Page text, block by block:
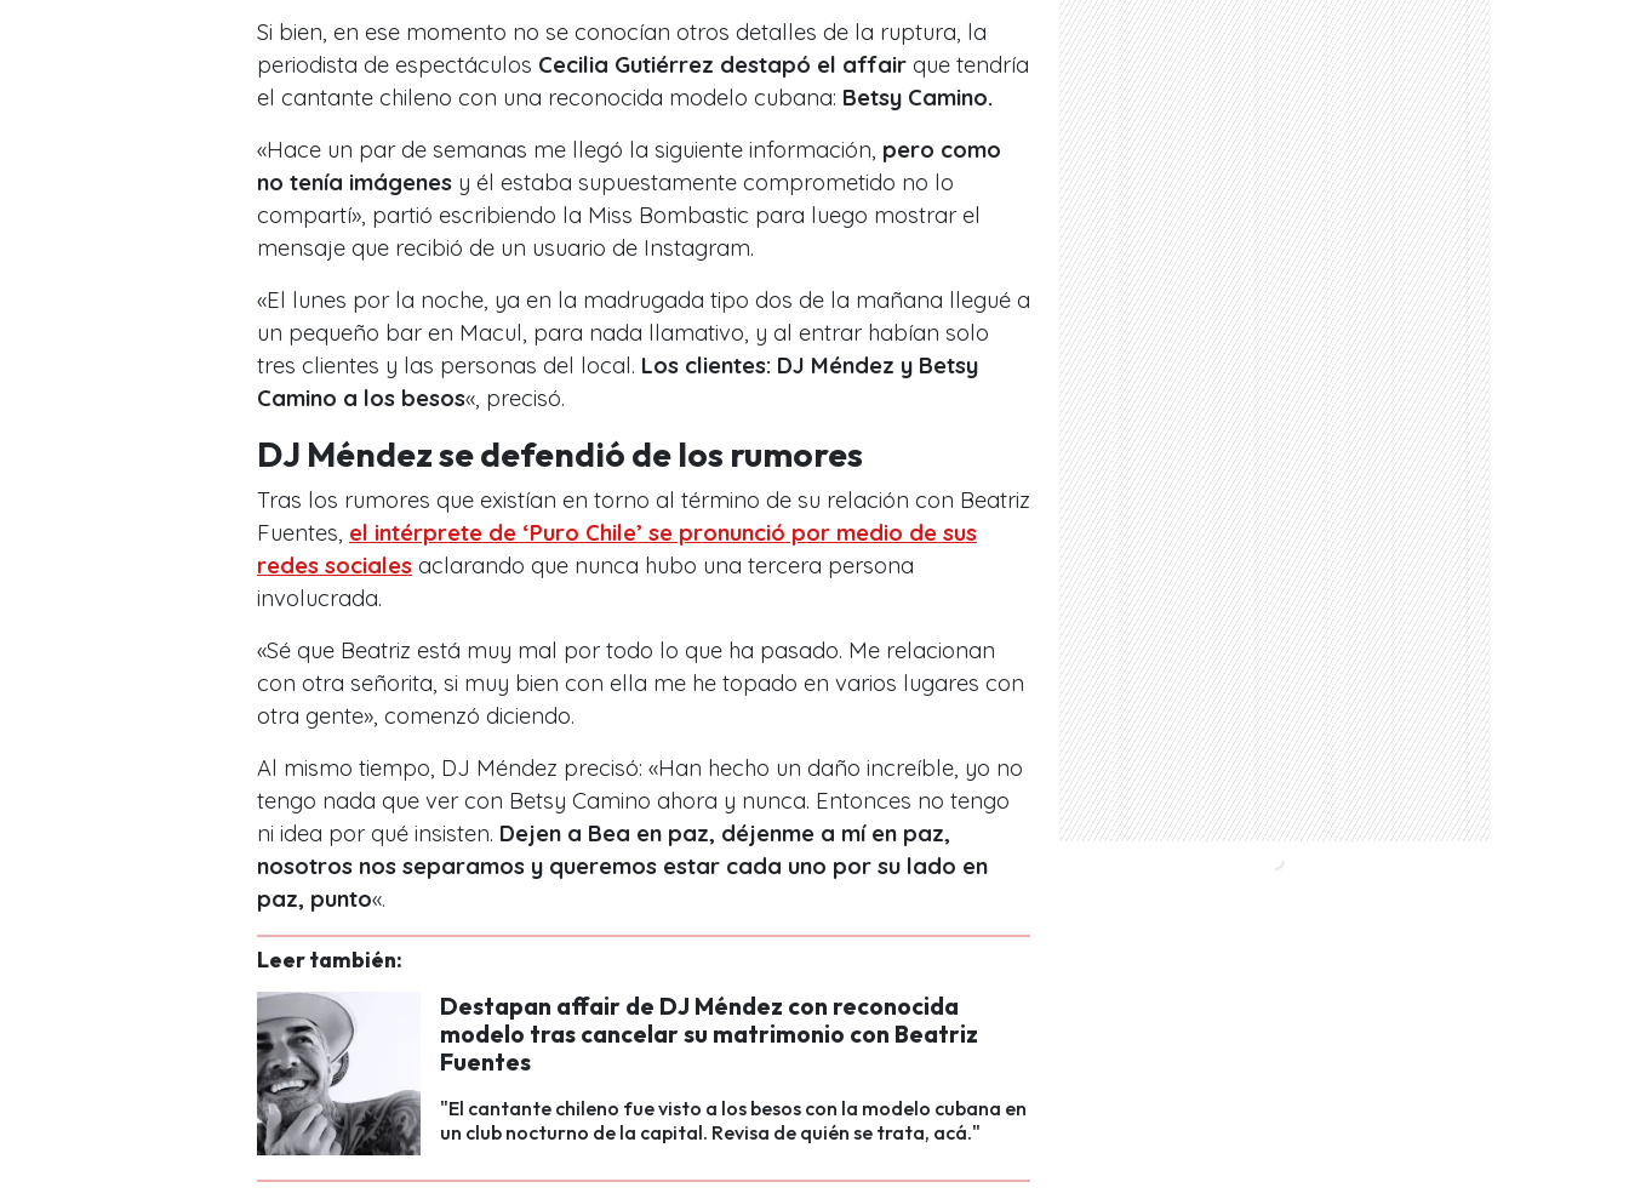
Si bien, en ese momento no se conocían otros detalles de la ruptura, la
periodista de espectáculos Cecilia Gutiérrez destapó el affair que tendría
el cantante chileno con una reconocida modelo cubana: Betsy Camino.
«Hace un par de semanas me llegó la siguiente información, pero como
no tenía imágenes y él estaba supuestamente comprometido no lo
compartí», partió escribiendo la Miss Bombastic para luego mostrar el
mensaje que recibió de un usuario de Instagram.
«El lunes por la noche, ya en la madrugada tipo dos de la mañana llegué a
un pequeño bar en Macul, para nada llamativo, y al entrar habían solo
tres clientes y las personas del local. Los clientes: DJ Méndez y Betsy
Camino a los besos«, precisó.
DJ Méndez se defendió de los rumores
Tras los rumores que existían en torno al término de su relación con Beatriz
Fuentes, el intérprete de ‘Puro Chile’ se pronunció por medio de sus
redes sociales aclarando que nunca hubo una tercera persona
involucrada.
«Sé que Beatriz está muy mal por todo lo que ha pasado. Me relacionan
con otra señorita, si muy bien con ella me he topado en varios lugares con
otra gente», comenzó diciendo.
Al mismo tiempo, DJ Méndez precisó: «Han hecho un daño increíble, yo no
tengo nada que ver con Betsy Camino ahora y nunca. Entonces no tengo
ni idea por qué insisten. Dejen a Bea en paz, déjenme a mí en paz,
nosotros nos separamos y queremos estar cada uno por su lado en
paz, punto«.
Leer también:
Destapan affair de DJ Méndez con reconocida
modelo tras cancelar su matrimonio con Beatriz
Fuentes
"El cantante chileno fue visto a los besos con la modelo cubana en
un club nocturno de la capital. Revisa de quién se trata, acá."